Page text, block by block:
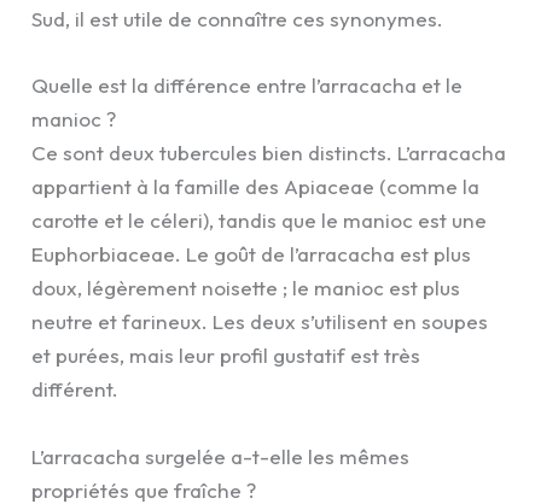
Sud, il est utile de connaître ces synonymes.
Quelle est la différence entre l’arracacha et le
manioc ?
Ce sont deux tubercules bien distincts. L’arracacha
appartient à la famille des Apiaceae (comme la
carotte et le céleri), tandis que le manioc est une
Euphorbiaceae. Le goût de l’arracacha est plus
doux, légèrement noisette ; le manioc est plus
neutre et farineux. Les deux s’utilisent en soupes
et purées, mais leur profil gustatif est très
différent.
L’arracacha surgelée a-t-elle les mêmes
propriétés que fraîche ?